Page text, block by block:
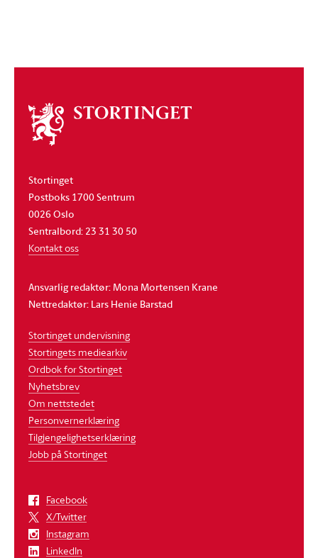
Om
stortinget
Stortinget
Postboks 1700 Sentrum
0026 Oslo
Sentralbord: 23 31 30 50
Kontakt oss
Ansvarlig redaktør: Mona Mortensen Krane
Nettredaktør: Lars Henie Barstad
Stortinget undervisning
Stortingets mediearkiv
Ordbok for Stortinget
Nyhetsbrev
Om nettstedet
Personvernerklæring
Tilgjengelighetserklæring
Jobb på Stortinget
Facebook
X/Twitter
Instagram
LinkedIn